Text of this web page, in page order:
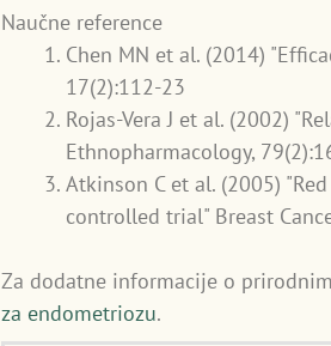
Naučne reference
Chen MN et al. (2014)
17(2):112-23
Rojas-Vera J et al. (2002)
Ethnopharmacology,
Atkinson C et al. (2005)
controlled trial" Breast
Za dodatne informacije o
za endometriozu.